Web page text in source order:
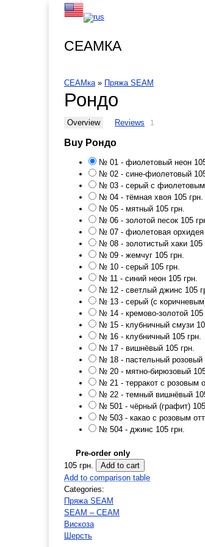
СЕАМКА
СЕАМка » Пряжа SEAM
Рондо
Overview Reviews 1
Buy Рондо
№ 01 - фиолетовый неон
№ 02 - сине-фиолетовый
№ 03 - серый с
№ 04 - тёмная хвоя 105 грн.
№ 05 - мятный 105 грн.
№ 06 - золотой песок 105
№ 07 - фиолетовая орхидея
№ 08 - золотистый хаки 105
№ 09 - жемчуг 105 грн.
№ 10 - серый 105 грн.
№ 11 - синий неон 105 грн.
№ 12 - светлый джинс 105
№ 13 - серый (с
№ 14 - кремово-золотой 105
№ 15 - клубничный смузи
№ 16 - клубничный 105 грн.
№ 17 - вишнёвый 105 грн.
№ 18 - пастельный
№ 20 - мятно-бирюзовый
№ 21 - терракот с розовым
№ 22 - темный вишнёвый
№ 501 - чёрный (графит)
№ 503 - какао с розовым
№ 504 - джинс 105 грн.
Pre-order only
105 грн.
Add to comparison table
Categories:
Пряжа SEAM
SEAM – СЕАМ
Вискоза
Шерсть